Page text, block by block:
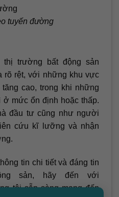
tuyến đường
trường bất động sản
rõ rệt, với những khu vực
cao, trong khi những
ở mức ổn định hoặc thấp.
đầu tư cũng như người
cứu kĩ lưỡng và nhận
tin chi tiết và đáng tin
sản, hãy đến với
tôi sẵn sàng mang đến